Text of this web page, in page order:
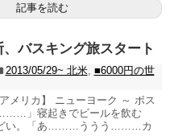
記事を読む
バスキング旅スタート
2013/05/29~ 北米, ■6000円の世
メリカ】 ニューヨーク ～ ボス
」寝起きでビールを飲む
どい。「あ………ううう………カ